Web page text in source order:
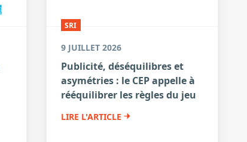
SRI
9 JUILLET 2026
Publicité, déséquilibres et
asymétries : le CEP appelle à
rééquilibrer les règles du jeu
LIRE L'ARTICLE